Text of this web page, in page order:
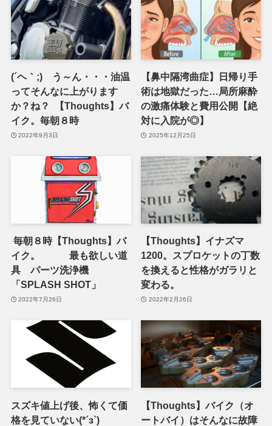
(´ヘ｀;) う～ん・・・油温
ってそんなに上がります
か？ね？ 【Thoughts】バ
イク。毎朝８時
2022年9月3日
【鼻中隔湾曲症】日帰り手
術は地獄だった…局所麻酔
の激痛体験と費用公開【絶
対に入院が◎】
2025年12月25日
毎朝８時【Thoughts】バ
イク。 最も欲しい道
具 パーツ洗浄機
「SPLASH SHOT」
2022年7月26日
【Thoughts】イナズマ
1200。スプロケットの丁数
を換えると性格がガラリと
変わる。
2022年2月26日
スズキ値上げ後、怖くて価
格を見ていない(*´з`)
【Thoughts】バイク（オ
ートバイ）はそんなに故障